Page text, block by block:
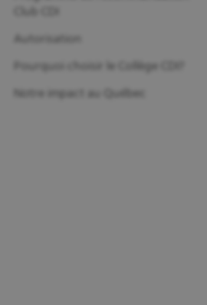
Club CDI
Autorisation
Pourquoi choisir le Collège CDI?
Notre impact au Québec